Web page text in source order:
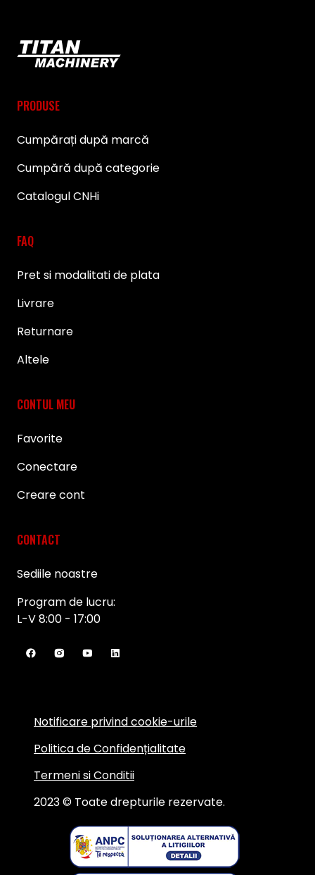
PRODUSE
Cumpărați după marcă
Cumpără după categorie
Catalogul CNHi
FAQ
Pret si modalitati de plata
Livrare
Returnare
Altele
CONTUL MEU
Favorite
Conectare
Creare cont
CONTACT
Sediile noastre
Program de lucru:
L-V 8:00 - 17:00
2023 © Toate drepturile rezervate.
Notificare privind cookie-urile
Politica de Confidențialitate
Termeni si Conditii